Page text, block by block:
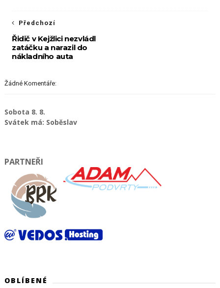
Předchozí
Řidič v Kejžlici nezvládl
zatáčku a narazil do
nákladního auta
Žádné Komentáře:
Sobota 8. 8.
Svátek má: Soběslav
PARTNEŘI
OBLÍBENÉ